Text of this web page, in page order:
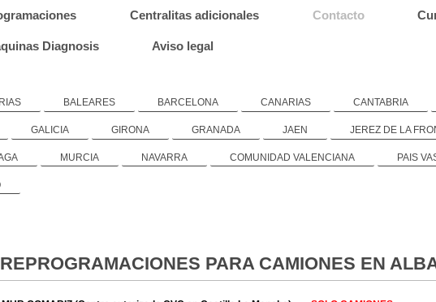
Centralitas adicionales Contacto
Diagnosis Aviso legal
BALEARES BARCELONA CANARIAS CANTABRIA
GALICIA GIRONA GRANADA JAEN JEREZ DE LA
MURCIA NAVARRA COMUNIDAD VALENCIANA PAIS
REPROGRAMACIONES PARA CAMIONES EN